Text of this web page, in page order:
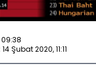
14 Şubat 2020, 11:11